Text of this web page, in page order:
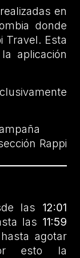
en
donde
Travel. Esta
aplicación
Rappi
las 12:01
las 11:59
agotar
esto la